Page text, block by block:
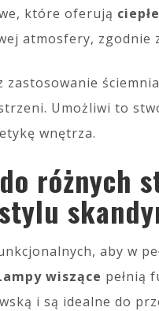
które oferują
atmosfery, zgodnie
zastosowanie
Umożliwi to
wnętrza.
różnych
aby w
wiszące pełnią
i są idealne do